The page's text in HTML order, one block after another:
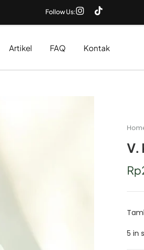
Follow Us:
Artikel FAQ Kontak
V.
Rp
5 in